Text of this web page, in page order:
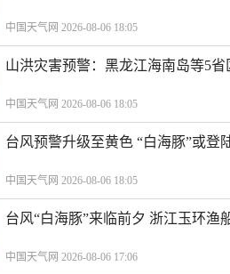
中国天气网 2026-08-06 18:05
山洪灾害预警：黑龙江海南岛等5
中国天气网 2026-08-06 18:05
台风预警升级至黄色 “白海豚”或登
中国天气网 2026-08-06 18:05
台风“白海豚”来临前夕 浙江玉环渔
中国天气网 2026-08-06 17:06